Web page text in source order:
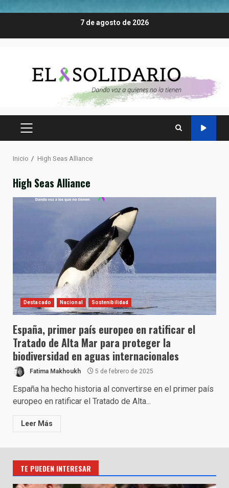
7 de agosto de 2026
MENÚ
Inicio High Seas Alliance
High Seas Alliance
Destacado Nacional Sostenibilidad
España, primer país europeo en ratificar el
Tratado de Alta Mar para proteger la
biodiversidad en aguas internacionales
Fatima Makhoukh 5 de febrero de 2025
España ha hecho historia al convertirse en el primer país
europeo en ratificar el Tratado de Alta...
Leer Más
TE PUEDEN INTERESAR